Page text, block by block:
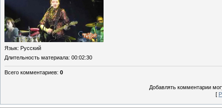
Язык: Русский
Длительность материала: 00:02:30
Всего комментариев: 0
Добавлять комментарии
[